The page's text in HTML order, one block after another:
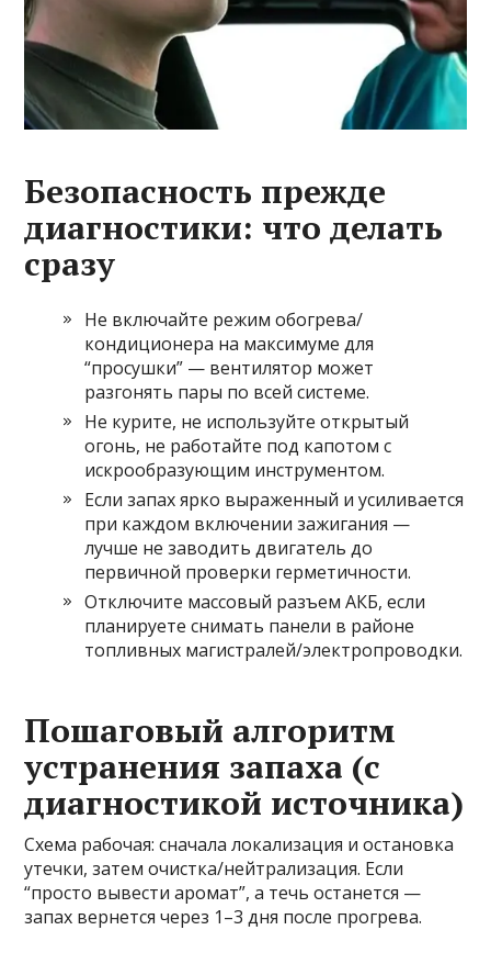
Безопасность прежде
диагностики: что делать
сразу
Не включайте режим обогрева/
кондиционера на максимуме для
“просушки” — вентилятор может
разгонять пары по всей системе.
Не курите, не используйте открытый
огонь, не работайте под капотом с
искрообразующим инструментом.
Если запах ярко выраженный и усиливается
при каждом включении зажигания —
лучше не заводить двигатель до
первичной проверки герметичности.
Отключите массовый разъем АКБ, если
планируете снимать панели в районе
топливных магистралей/электропроводки.
Пошаговый алгоритм
устранения запаха (с
диагностикой источника)
Схема рабочая: сначала локализация и остановка
утечки, затем очистка/нейтрализация. Если
“просто вывести аромат”, а течь останется —
запах вернется через 1–3 дня после прогрева.